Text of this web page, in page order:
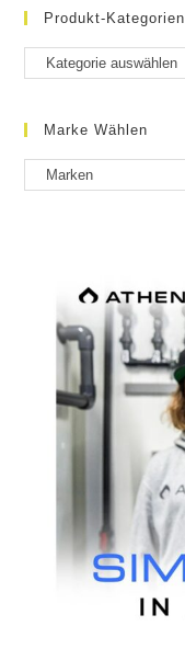
Produkt-Kategorien
Marke Wählen